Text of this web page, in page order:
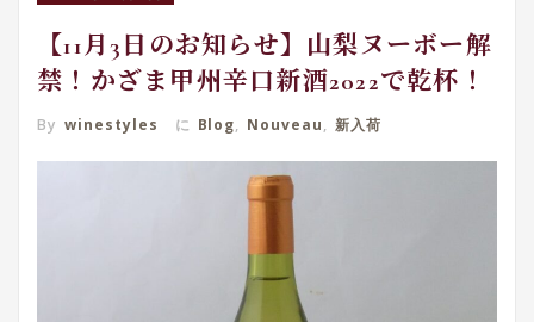
【11月3日のお知らせ】山梨ヌーボー解
禁！かざま甲州辛口新酒2022で乾杯！
By winestyles に Blog, Nouveau, 新入荷